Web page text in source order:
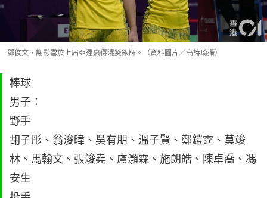
鄧俊文、謝影雪於上屆亞運贏得混雙銀牌。（資料圖片／高詩琦攝）
棒球
男子：
野手
胡子彤、翁浚暐、吳有朋、溫子賢、鄭鎧霆、莫竣
林、馬翰文、張竣堯、盧灝霖、施朗皓、陳卓喬、馮
安生